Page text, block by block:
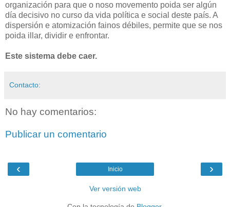
organización para que o noso movemento poida ser algún
día decisivo no curso da vida política e social deste país. A
dispersión e atomización fainos débiles, permite que se nos
poida illar, dividir e enfrontar.
Este sistema debe caer.
Contacto:
No hay comentarios:
Publicar un comentario
‹ ›
Inicio
Ver versión web